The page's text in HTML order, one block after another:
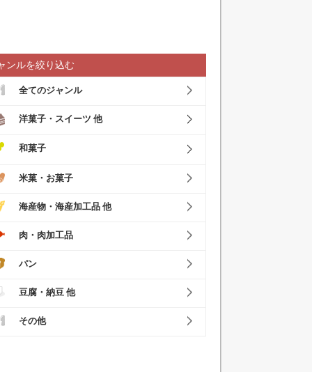
ンルを絞り込む
全てのジャンル
洋菓子・スイーツ 他
和菓子
米菓・お菓子
海産物・海産加工品 他
肉・肉加工品
パン
豆腐・納豆 他
その他